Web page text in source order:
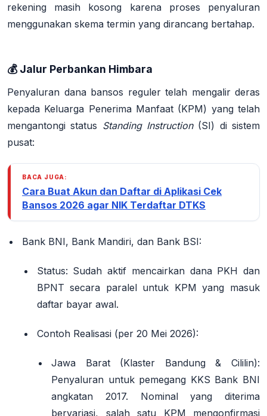
rekening masih kosong karena proses penyaluran
menggunakan skema termin yang dirancang bertahap.
💰 Jalur Perbankan Himbara
Penyaluran dana bansos reguler telah mengalir deras
kepada Keluarga Penerima Manfaat (KPM) yang telah
mengantongi status Standing Instruction(SI) di sistem
pusat:
BACA JUGA:
Cara Buat Akun dan Daftar di Aplikasi Cek
Bansos 2026 agar NIK Terdaftar DTKS
Bank BNI, Bank Mandiri, dan Bank BSI:
Status: Sudah aktif mencairkan dana PKH dan
BPNT secara paralel untuk KPM yang masuk
daftar bayar awal.
Contoh Realisasi(per 20 Mei 2026):
Jawa Barat (Klaster Bandung & Cililin):
Penyaluran untuk pemegang KKS Bank BNI
angkatan 2017. Nominal yang diterima
bervariasi, salah satu KPM mengonfirmasi